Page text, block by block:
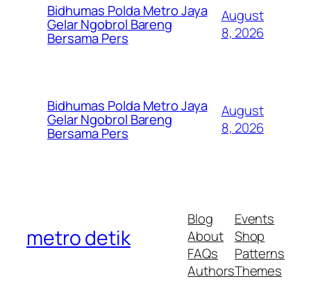
Bidhumas Polda Metro Jaya
Gelar Ngobrol Bareng
Bersama Pers
August
8, 2026
Bidhumas Polda Metro Jaya
Gelar Ngobrol Bareng
Bersama Pers
August
8, 2026
metro detik
Blog
About
FAQs
Authors
Events
Shop
Patterns
Themes